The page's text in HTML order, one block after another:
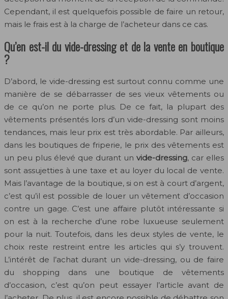
Cependant, il est quelquefois possible de faire un retour,
mais le frais est à la charge de l’acheteur dans ce cas.
Qu’en est-il du vide-dressing et de la vente en boutique
?
D’abord, le vide-dressing est surtout connu comme une
manière de se débarrasser de ses vieux vêtements ou
de ce qu’on ne porte plus. De ce fait, la plupart des
vêtements présentés lors d’un vide-dressing sont moins
tendances, mais leur prix est très abordable. Par ailleurs,
dans les boutiques de friperie, le prix des vêtements est
un peu plus élevé que durant un vide-dressing, car elles
sont assujetties à une taxe et au loyer du local de vente.
Mais l’avantage de la boutique, si on est à court d’argent,
c’est qu’il est possible de louer un vêtement d’occasion
contre un gage. C’est une affaire plutôt intéressante si
on est à la recherche d’une robe luxueuse seulement
pour la nuit. Toutefois, dans les deux styles de vente, le
choix reste restreint entre les articles qui s’y trouvent.
L’intérêt de l’achat durant un vide-dressing, ou de faire
du shopping dans une boutique de vêtements
d’occasion, c’est qu’on peut essayer l’article avant de